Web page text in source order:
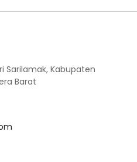
Sarilamak, Kabupaten
Barat